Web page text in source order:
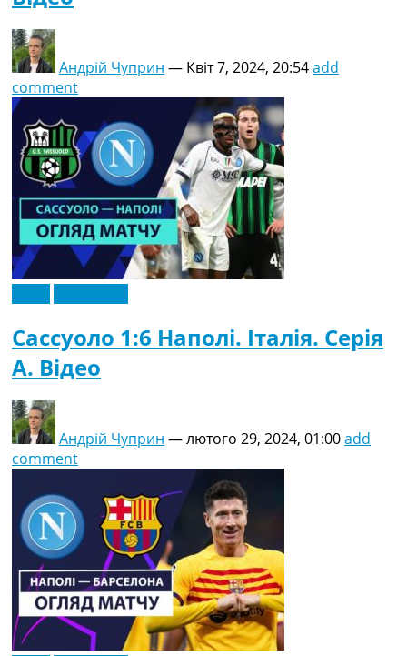
Андрій Чуприн — Квіт 7, 2024, 20:54add
comment
Сассуоло 1:6 Наполі. Італія. Серія
A. Відео
Андрій Чуприн —лютого 29, 2024, 01:00add
comment